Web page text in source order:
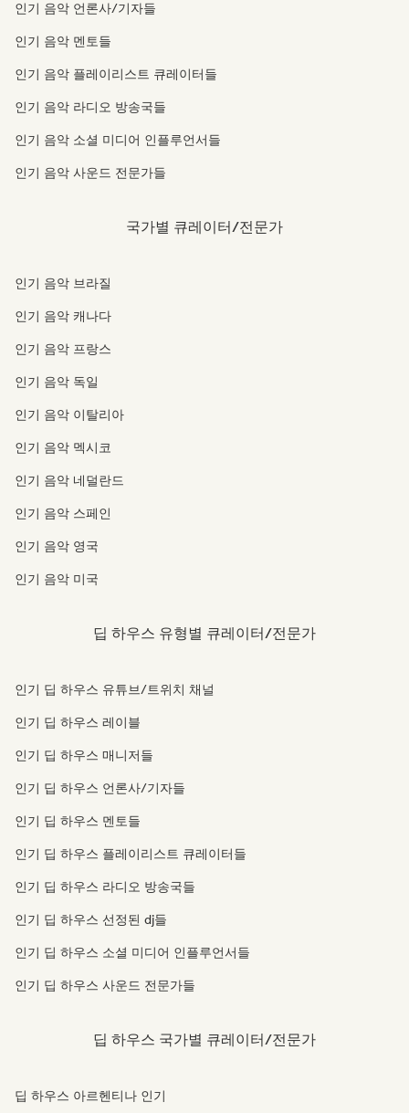
인기 음악 언론사/기자들
인기 음악 멘토들
인기 음악 플레이리스트 큐레이터들
인기 음악 라디오 방송국들
인기 음악 소셜 미디어 인플루언서들
인기 음악 사운드 전문가들
국가별 큐레이터/전문가
인기 음악 브라질
인기 음악 캐나다
인기 음악 프랑스
인기 음악 독일
인기 음악 이탈리아
인기 음악 멕시코
인기 음악 네덜란드
인기 음악 스페인
인기 음악 영국
인기 음악 미국
딥 하우스 유형별 큐레이터/전문가
인기 딥 하우스 유튜브/트위치 채널
인기 딥 하우스 레이블
인기 딥 하우스 매니저들
인기 딥 하우스 언론사/기자들
인기 딥 하우스 멘토들
인기 딥 하우스 플레이리스트 큐레이터들
인기 딥 하우스 라디오 방송국들
인기 딥 하우스 선정된 dj들
인기 딥 하우스 소셜 미디어 인플루언서들
인기 딥 하우스 사운드 전문가들
딥 하우스 국가별 큐레이터/전문가
딥 하우스 아르헨티나 인기